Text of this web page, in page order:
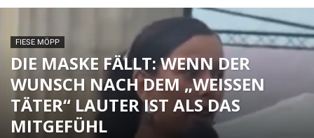
FIESE MÖPP
DIE MASKE FÄLLT: WENN DER
WUNSCH NACH DEM „WEISSEN T
ÄTER“ LAUTER IST ALS DAS M
ITGEFÜHL